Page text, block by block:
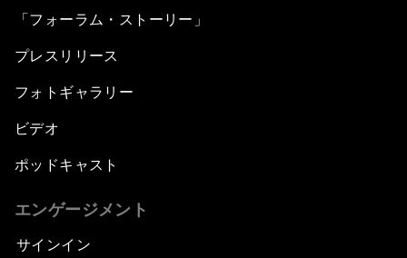
「フォーラム・ストーリー」
プレスリリース
フォトギャラリー
ビデオ
ポッドキャスト
エンゲージメント
サインイン